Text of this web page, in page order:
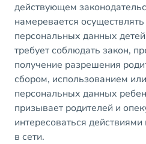
действующем
намеревается
персональных данных
требует соблюдать закон,
получение разрешения
сбором, использованием
персональных данных
призывает родителей и
интересоваться
в сети.